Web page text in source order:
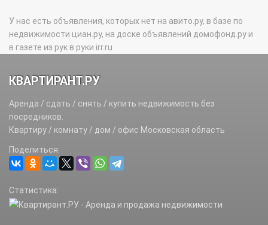
У нас есть объявления, которых нет на авито.ру, в базе по
недвижимости циан.ру, на доске объявлений домофонд.ру и
в газете из рук в руки irr.ru
КВАРТИРАНТ.РУ
Аренда / сдать / снять / купить недвижимость без
посредников.
Квартиру / комнату / дом / офис Московская область
Поделиться:
Статистика: